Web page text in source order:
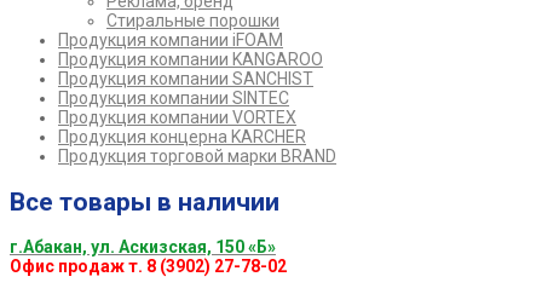
Стиральные порошки
Продукция компании iFOAM
Продукция компании KANGAROO
Продукция компании SANCHIST
Продукция компании SINTEC
Продукция компании VORTEX
Продукция концерна KARCHER
Продукция торговой марки BRAND
Все товары в наличии
г.Абакан, ул. Аскизская, 150 «Б»
Офис продаж т. 8 (3902) 27-78-02